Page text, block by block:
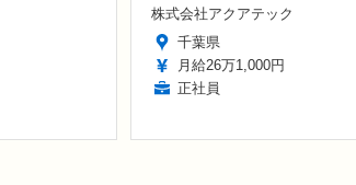
株式会社アクアテック
千葉県
月給26万1,000円
正社員